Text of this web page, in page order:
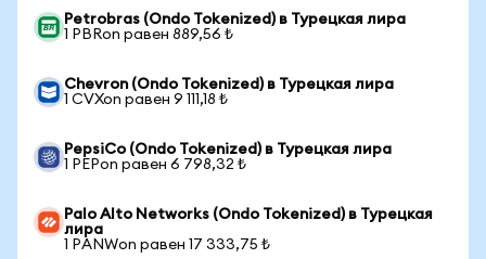
Petrobras (Ondo Tokenized) в Турецкая лира
1 PBRon равен 889,56 ₺
Chevron (Ondo Tokenized) в Турецкая лира
1 CVXon равен 9 111,18 ₺
PepsiCo (Ondo Tokenized) в Турецкая лира
1 PEPon равен 6 798,32 ₺
Palo Alto Networks (Ondo Tokenized) в Турецкая
лира
1 PANWon равен 17 333,75 ₺